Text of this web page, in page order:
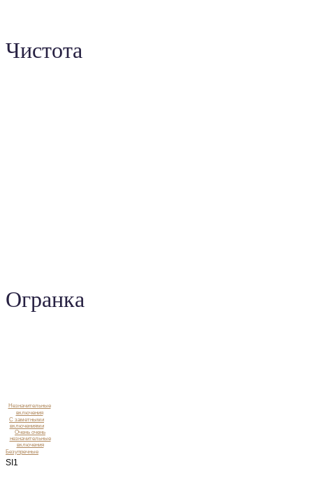
Чистота
Незначительные
включения
C заметными
включениями
Очень очень
незначительные
включения
Безупречные
SI1
Огранка